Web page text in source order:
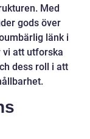
Med
gods över
länk i
vi att utforska
dess roll i att